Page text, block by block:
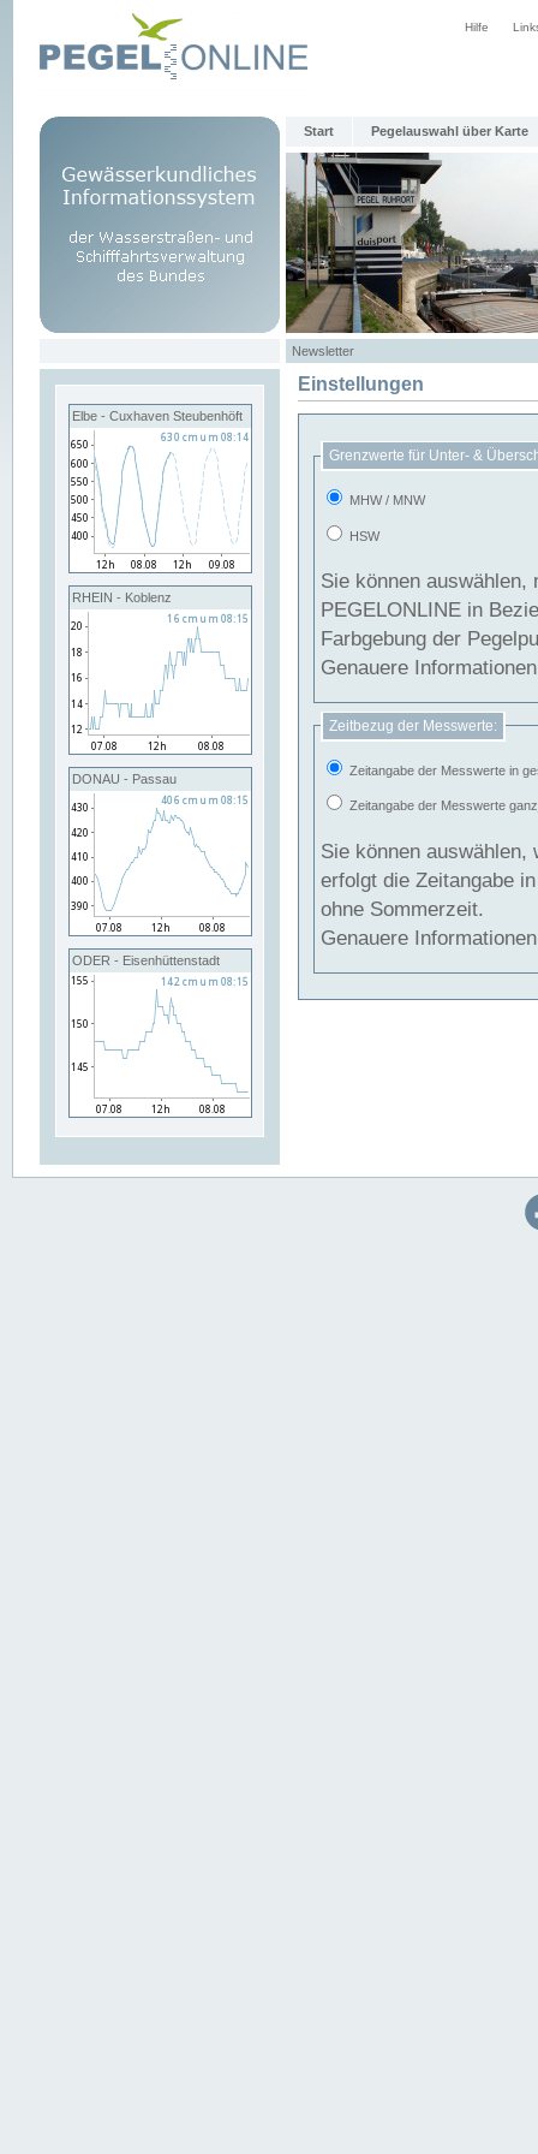
Hilfe
Start Pegelauswahl über Karte
Newsletter
Elbe - Cuxhaven Steubenhöft
RHEIN - Koblenz
DONAU - Passau
ODER - Eisenhüttenstadt
Einstellungen
Grenzwerte für Unter- &
MHW / MNW
HSW
Sie können
PEGELONLINE in Beziehung
Farbgebung der
Genauere
Zeitbezug der Messwerte:
Zeitangabe der Messwerte in
Zeitangabe der Messwerte
Sie können auswählen,
erfolgt die Zeitangabe
ohne Sommerzeit.
Genauere